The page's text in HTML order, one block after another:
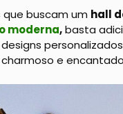
que buscam um hall
moderna,basta
e